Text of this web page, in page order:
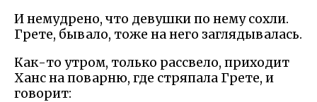
И немудрено, что девушки по нему сохли.
Грете, бывало, тоже на него заглядывалась.
Как-то утром, только рассвело, приходит
Ханс на поварню, где стряпала Грете, и
говорит: